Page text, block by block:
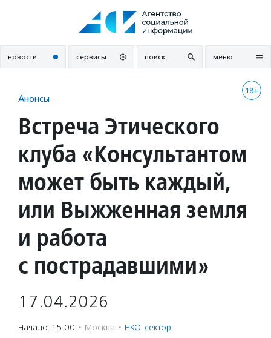
новости сервисы поиск меню
18+
Анонсы
Встреча Этического
клуба «Консультантом
может быть каждый,
или Выжженная земля
и работа
с пострадавшими»
17.04.2026
Начало: 15:00 · Москва · НКО-сектор